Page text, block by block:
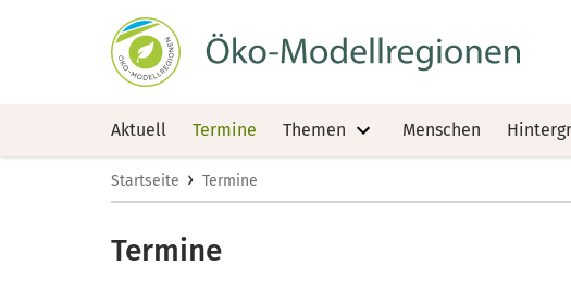
Aktuell Termine Themen Menschen
Startseite › Termine
Termine